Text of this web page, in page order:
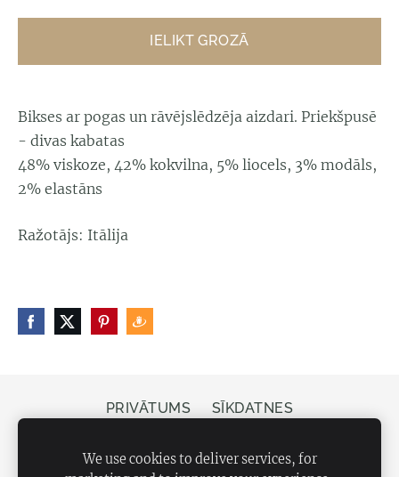
IELIKT GROZĀ
Bikses ar pogas un rāvējslēdzēja aizdari. Priekšpusē
- divas kabatas
48% viskoze, 42% kokvilna, 5% liocels, 3% modāls,
2% elastāns
Ražotājs: Itālija
PRIVĀTUMS SĪKDATNES
Veikals Bergs, Elizabetes iela 20, Rīga, LV-1050
We use cookies to deliver services, for